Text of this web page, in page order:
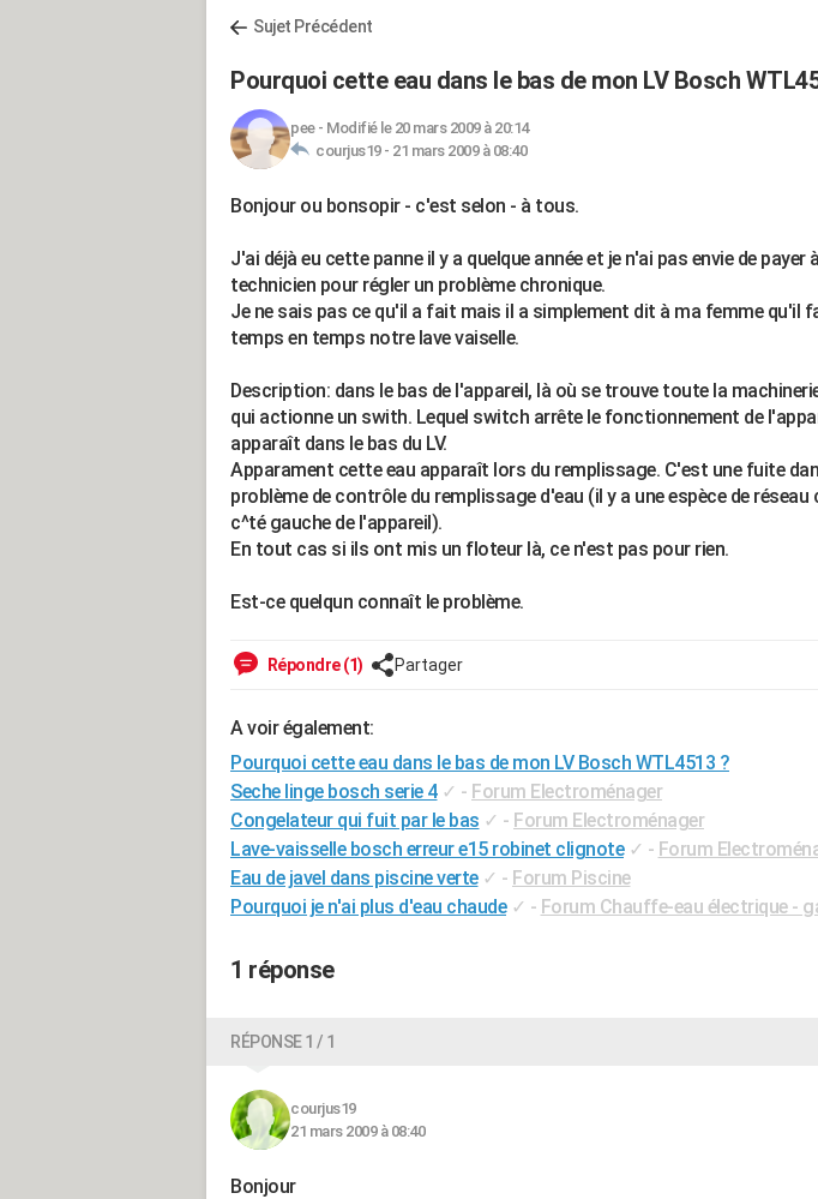
Sujet Précédent
Pourquoi cette eau dans le bas de mon LV Bosch
pee- Modifié le 20 mars 2009 à 20:14
courjus19 - 21 mars 2009 à 08:40
Bonjour ou bonsopir - c'est selon - à tous.
J'ai déjà eu cette panne il y a quelque année et je n'ai pas envie de payer
technicien pour régler un problème chronique.
Je ne sais pas ce qu'il a fait mais il a simplement dit à ma femme qu'il
temps en temps notre lave vaiselle.
Description: dans le bas de l'appareil, là où se trouve toute la
qui actionne un swith. Lequel switch arrête le fonctionnement de
apparaît dans le bas du LV.
Apparament cette eau apparaît lors du remplissage. C'est une fuite
problème de contrôle du remplissage d'eau (il y a une espèce de réseau
c^té gauche de l'appareil).
En tout cas si ils ont mis un floteur là, ce n'est pas pour rien.
Est-ce quelqun connaît le problème.
Répondre (1) Partager
A voir également:
Pourquoi cette eau dans le bas de mon LV Bosch WTL4513 ?
Seche linge bosch serie 4 ✓ - Forum Electroménager
Congelateur qui fuit par le bas ✓ - Forum Electroménager
Lave-vaisselle bosch erreur e15 robinet clignote ✓ - Forum
Eau de javel dans piscine verte ✓ - Forum Piscine
Pourquoi je n'ai plus d'eau chaude ✓ - Forum Chauffe-eau électrique -
1 réponse
RÉPONSE 1 / 1
courjus19
21 mars 2009 à 08:40
Bonjour